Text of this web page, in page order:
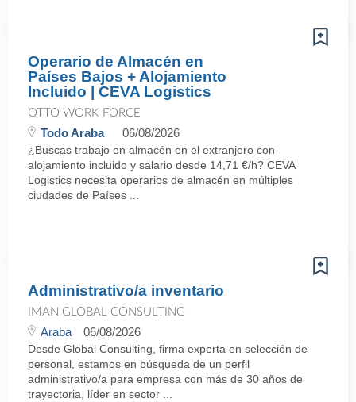
Operario de Almacén en
Países Bajos + Alojamiento
Incluido | CEVA Logistics
OTTO WORK FORCE
Todo Araba 06/08/2026
¿Buscas trabajo en almacén en el extranjero con
alojamiento incluido y salario desde 14,71 €/h? CEVA
Logistics necesita operarios de almacén en múltiples
ciudades de Países ...
Administrativo/a inventario
IMAN GLOBAL CONSULTING
Araba 06/08/2026
Desde Global Consulting, firma experta en selección de
personal, estamos en búsqueda de un perfil
administrativo/a para empresa con más de 30 años de
trayectoria, líder en sector ...